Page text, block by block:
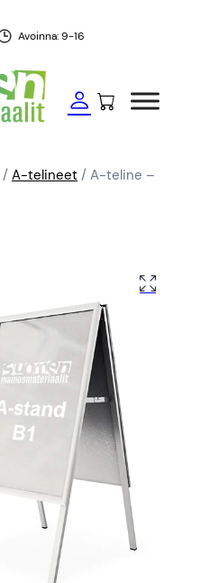
Avoinna: 9-16
/ A-telineet / A-teline –